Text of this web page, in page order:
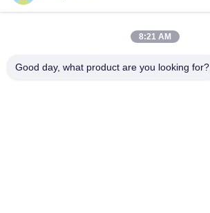
8:21 AM
Good day, what product are you looking for?